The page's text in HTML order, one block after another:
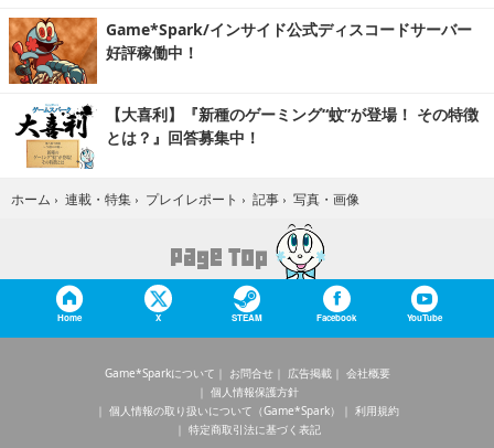
Game*Spark/インサイド公式ディスコードサーバー
好評稼働中！
【大喜利】『新種のゲーミング“蚊”が登場！ その特徴
とは？』回答募集中！
ホーム › 連載・特集 › プレイレポート › 記事 › 写真・画像
Home X STEAM Facebook YouTube
Game*Sparkについて お問合せ 広告掲載
会社概要
個人情報保護方針
個人情報の取り扱いについて（Game*Spark）
利用規約
特定商取引法に基づく表記